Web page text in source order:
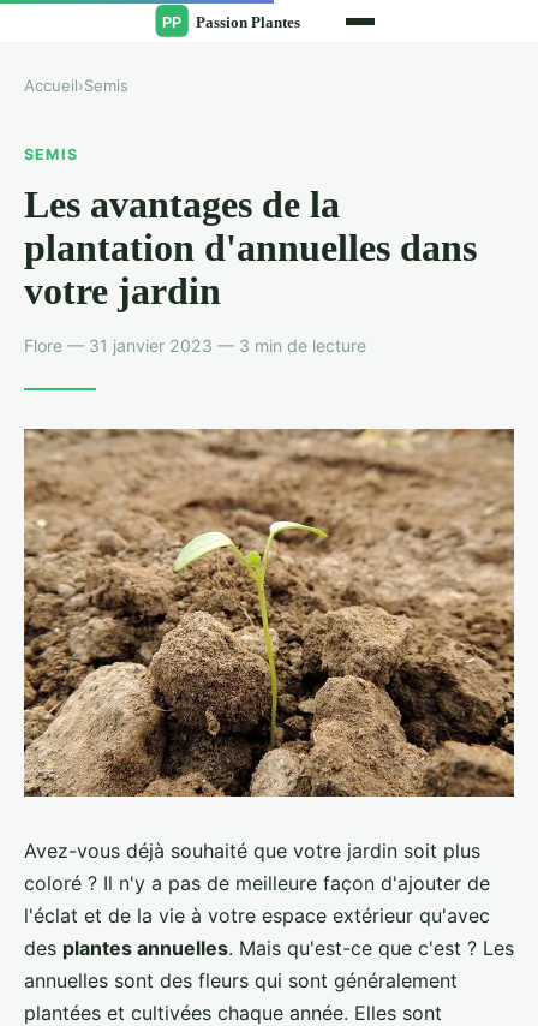
Accueil›Semis
SEMIS
Les avantages de la
plantation d'annuelles dans
votre jardin
Flore — 31 janvier 2023 — 3 min de lecture
Avez-vous déjà souhaité que votre jardin soit plus
coloré ? Il n'y a pas de meilleure façon d'ajouter de
l'éclat et de la vie à votre espace extérieur qu'avec
des plantes annuelles. Mais qu'est-ce que c'est ? Les
annuelles sont des fleurs qui sont généralement
plantées et cultivées chaque année. Elles sont